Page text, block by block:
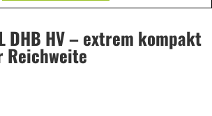
DHB HV – extrem kompakt